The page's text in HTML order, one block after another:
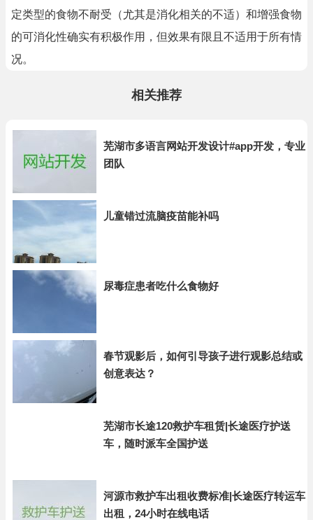
定类型的食物不耐受（尤其是消化相关的不适）和增强食物
的可消化性确实有积极作用，但效果有限且不适用于所有情
况。
相关推荐
芜湖市多语言网站开发设计#app开发，专业
团队
儿童错过流脑疫苗能补吗
尿毒症患者吃什么食物好
春节观影后，如何引导孩子进行观影总结或
创意表达？
芜湖市长途120救护车租赁|长途医疗护送
车，随时派车全国护送
河源市救护车出租收费标准|长途医疗转运车
出租，24小时在线电话